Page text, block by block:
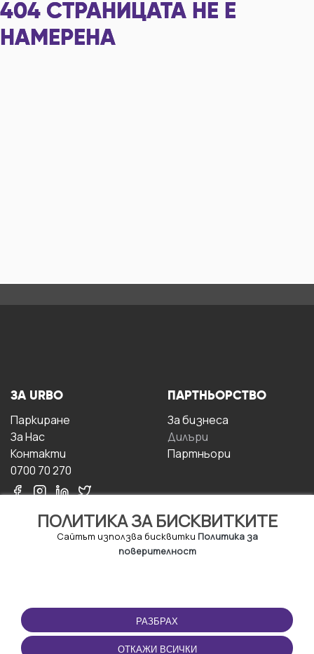
404 СТРАНИЦАТА НЕ Е
НАМЕРЕНА
ПОЛИТИКА ЗА БИСКВИТКИТЕ
Сайтът използва бисквитки Политика за
поверителност
РАЗБРАХ
ОТКАЖИ ВСИЧКИ
ЗА URBO
Паркиране
За Hас
Контакти
0700 70 270
ПАРТНЬОРСТВО
За бизнесa
Дилъри
Партньори
ПОЛЗВАНЕ
Правила и условия за
ползване
ПРИЛОЖЕНИЕТО